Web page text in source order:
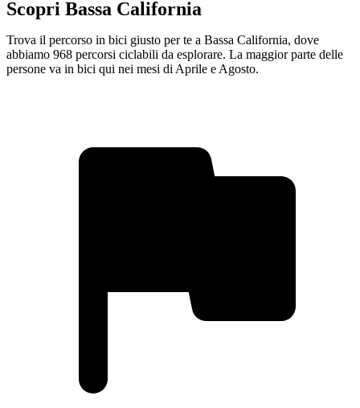
Scopri Bassa California
Trova il percorso in bici giusto per te a Bassa California, dove
abbiamo 968 percorsi ciclabili da esplorare. La maggior parte delle
persone va in bici qui nei mesi di Aprile e Agosto.